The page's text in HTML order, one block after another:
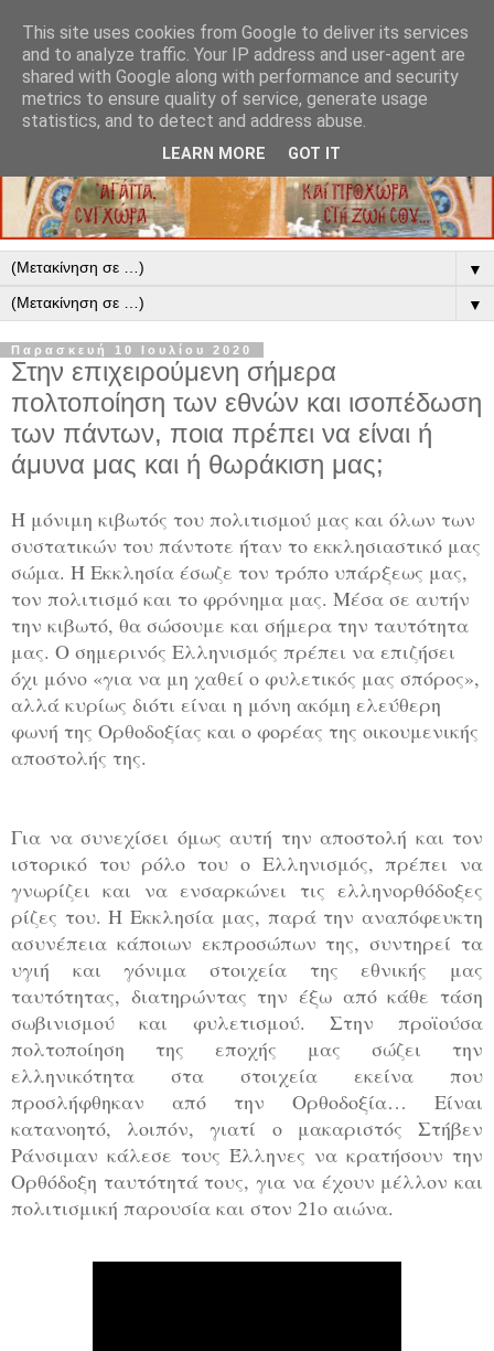
▼
▼
Παρασκευή 10 Ιουλίου 2020
Στην επιχειρούμενη σήμερα
πολτοποίηση των εθνών και ισοπέδωση
των πάντων, ποια πρέπει να είναι ή
άμυνα μας και ή θωράκιση μας;
Ή μόνιμη κιβωτός του πολιτισμού μας και όλων των
συστατικών του πάντοτε ήταν το εκκλησιαστικό μας
σώμα. Ή Εκκλησία έσωζε τον τρόπο υπάρξεως μας,
τον πολιτισμό και το φρόνημα μας. Μέσα σε αυτήν
την κιβωτό, θα σώσουμε και σήμερα την ταυτότητα
μας. Ο σημερινός Ελληνισμός πρέπει να επιζήσει
όχι μόνο «για να μη χαθεί ο φυλετικός μας σπόρος»,
αλλά κυρίως διότι είναι η μόνη ακόμη ελεύθερη
φωνή της Ορθοδοξίας και ο φορέας της οικουμενικής
αποστολής της.
Για να συνεχίσει όμως αυτή την αποστολή και τον
ιστορικό του ρόλο του ο Ελληνισμός, πρέπει να
γνωρίζει και να ενσαρκώνει τις ελληνορθόδοξες
ρίζες του. Η Εκκλησία μας, παρά την αναπόφευκτη
ασυνέπεια κάποιων εκπροσώπων της, συντηρεί τα
υγιή και γόνιμα στοιχεία της εθνικής μας
ταυτότητας, διατηρώντας την έξω από κάθε τάση
σωβινισμού και φυλετισμού. Στην προϊούσα
πολτοποίηση της εποχής μας σώζει την
ελληνικότητα στα στοιχεία εκείνα που
προσλήφθηκαν από την Ορθοδοξία… Είναι
κατανοητό, λοιπόν, γιατί ο μακαριστός Στήβεν
Ράνσιμαν κάλεσε τους Έλληνες να κρατήσουν την
Ορθόδοξη ταυτότητά τους, για να έχουν μέλλον και
πολιτισμική παρουσία και στον 21ο αιώνα.
This site uses cookies from Google to deliver its services
and to analyze traffic. Your IP address and user-agent are
shared with Google along with performance and security
metrics to ensure quality of service, generate usage
statistics, and to detect and address abuse.
LEARN MORE GOT IT